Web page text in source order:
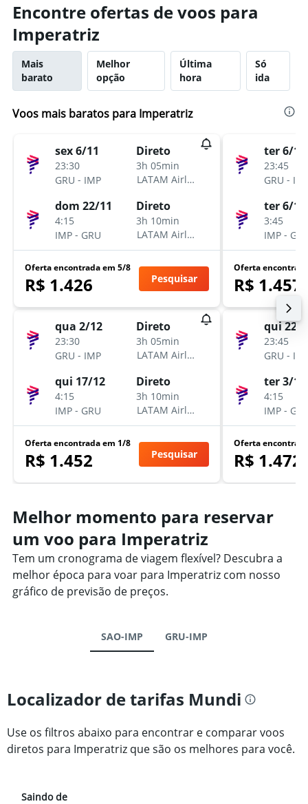
Encontre ofertas de voos para
Imperatriz
Mais
barato
Melhor
opção
Última
hora
Só
ida
Voos mais baratos para Imperatriz
sex 6/11
23:30
GRU - IMP
Direto
3h 05min
LATAM Airlines
dom 22/11
4:15
IMP - GRU
Direto
3h 10min
LATAM Airlines
Oferta encontrada em 5/8
R$ 1.426 Pesquisar
qua 2/12
23:30
GRU - IMP
Direto
3h 05min
LATAM Airlines
qui 17/12
4:15
IMP - GRU
Direto
3h 10min
LATAM Airlines
Oferta encontrada em 1/8
R$ 1.452 Pesquisar
ter 6/10
23:45
GRU -
ter 6/10
3:45
IMP -
Oferta
R$ 1.457
qui 22/
23:45
GRU -
ter 3/11
4:15
IMP -
Oferta
R$ 1.472
Melhor momento para reservar
um voo para Imperatriz
Tem um cronograma de viagem flexível? Descubra a
melhor época para voar para Imperatriz com nosso
gráfico de previsão de preços.
SAO-IMP GRU-IMP
Localizador de tarifas Mundi
Use os filtros abaixo para encontrar e comparar voos
diretos para Imperatriz que são os melhores para você.
Saindo de